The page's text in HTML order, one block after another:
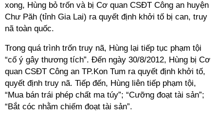
xong, Hùng bỏ trốn và bị Cơ quan CSĐT Công an huyện
Chư Păh (tỉnh Gia Lai) ra quyết định khởi tố bị can, truy
nã toàn quốc.
Trong quá trình trốn truy nã, Hùng lại tiếp tục phạm tội
“cố ý gây thương tích”. Đến ngày 30/8/2012, Hùng bị Cơ
quan CSĐT Công an TP.Kon Tum ra quyết định khởi tố,
quyết định truy nã. Tiếp đến, Hùng liên tiếp phạm tội,
“Mua bán trái phép chất ma túy”; “Cưỡng đoạt tài sản”;
“Bắt cóc nhằm chiếm đoạt tài sản”.